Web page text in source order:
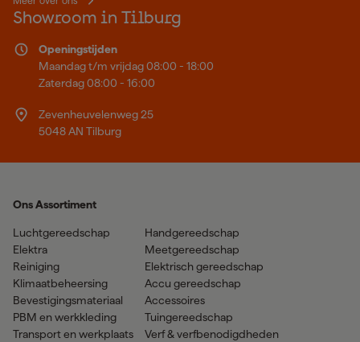
Showroom in Tilburg
Openingstijden
Maandag t/m vrijdag 08:00 - 18:00
Zaterdag 08:00 - 16:00
Zevenheuvelenweg 25
5048 AN Tilburg
Ons Assortiment
Luchtgereedschap
Elektra
Reiniging
Klimaatbeheersing
Bevestigingsmateriaal
PBM en werkkleding
Transport en werkplaats
Handgereedschap
Meetgereedschap
Elektrisch gereedschap
Accu gereedschap
Accessoires
Tuingereedschap
Verf & verfbenodigdheden